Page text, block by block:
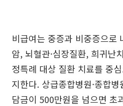
비급여는 중증과 비중증으로
암, 뇌혈관·심장질환, 희귀난
정특례 대상 질환 치료를 중
지한다. 상급종합병원·종합
담금이 500만원을 넘으면 초